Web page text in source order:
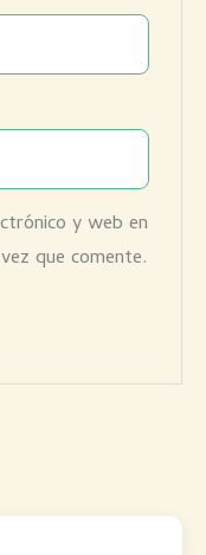
y web en
que comente.